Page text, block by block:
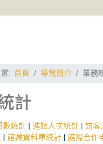
: 首頁 導覽簡介 業務
計
數統計 | 進館人次統計 | 訪客
| 館藏資料庫統計 | 館際合作